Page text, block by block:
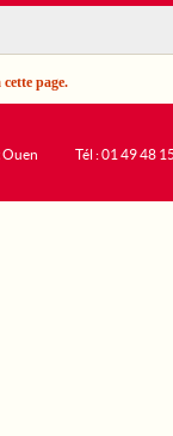
page.
Ouen
Tél : 01 49 48